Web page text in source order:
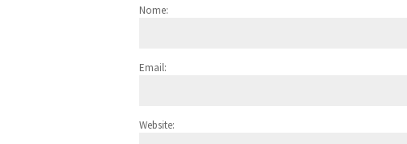
Nome:
Email:
Website: